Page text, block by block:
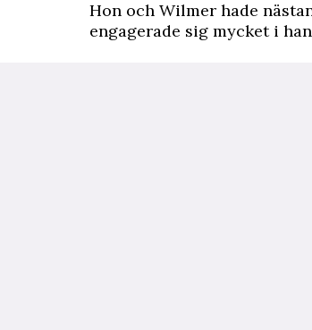
Hon och Wilmer hade
engagerade sig mycket i